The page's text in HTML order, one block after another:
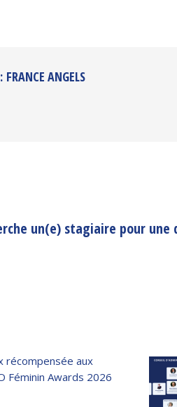
FRANCE ANGELS
un(e) stagiaire pour une
récompensée aux
Féminin Awards 2026